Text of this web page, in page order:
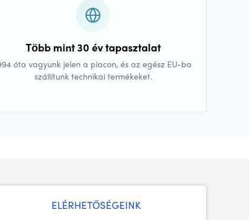
Több mint 30 év tapasztalat
óta vagyunk jelen a piacon, és az egész EU-ba
szállítunk technikai termékeket.
ELÉRHETŐSÉGEINK